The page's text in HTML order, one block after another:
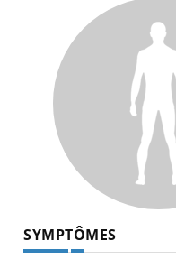
SYMPTÔMES